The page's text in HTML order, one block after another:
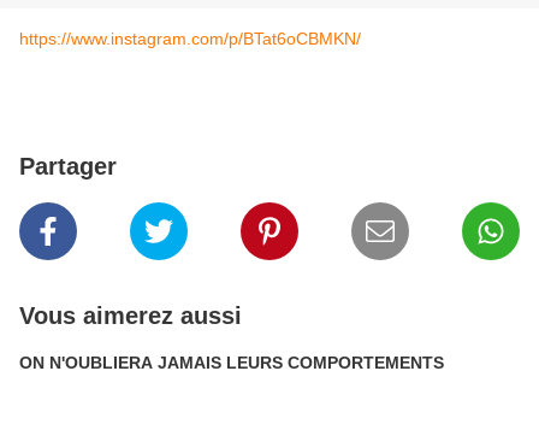
https://www.instagram.com/p/BTat6oCBMKN/
Partager
Vous aimerez aussi
ON N'OUBLIERA JAMAIS LEURS COMPORTEMENTS